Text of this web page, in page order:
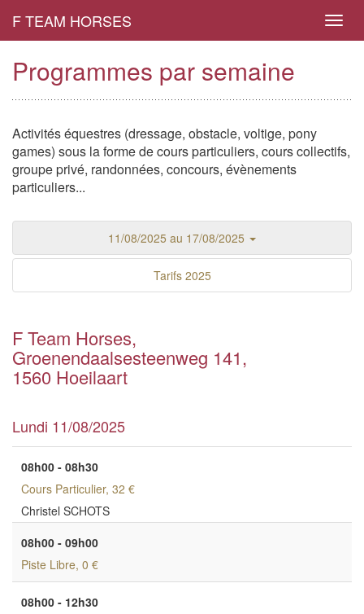
F TEAM HORSES
Programmes par semaine
Activités équestres (dressage, obstacle, voltige, pony
games) sous la forme de cours particuliers, cours collectifs,
groupe privé, randonnées, concours, évènements
particuliers...
11/08/2025 au 17/08/2025
Tarifs 2025
F Team Horses,
Groenendaalsesteenweg 141,
1560 Hoeilaart
Lundi 11/08/2025
08h00 - 08h30
Cours Particulier, 32 €
Christel SCHOTS
08h00 - 09h00
Piste Libre, 0 €
08h00 - 12h30